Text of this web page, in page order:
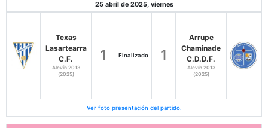
25 abril de 2025, viernes
Texas
Lasartearra
C.F.
Alevín 2013
(2025)
1 Finalizado 1
Arrupe
Chaminade
C.D.D.F.
Alevín 2013
(2025)
Ver foto presentación del partido.